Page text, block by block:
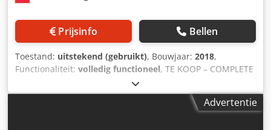
Prijsinfo Bellen
Toestand: uitstekend (gebruikt), Bouwjaar: 2018,
Functionaliteit: volledig functioneel, TE KOOP – COMPLETE
INDUSTRIËLE ZAAGLIJN (EWD / SPRINGER / MICROTEC)
Krachtige, volledig geïntegreerde zagerijlijn van EWD voor
een efficiënte industriële rondhoutverwerking. DeAdvertentie